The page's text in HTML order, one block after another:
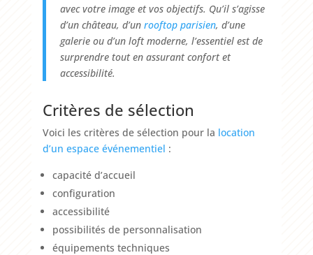
avec votre image et vos objectifs. Qu’il s’agisse
d’un château, d’un rooftop parisien, d’une
galerie ou d’un loft moderne, l’essentiel est de
surprendre tout en assurant confort et
accessibilité.
Critères de sélection
Voici les critères de sélection pour la location
d’un espace événementiel :
capacité d’accueil
configuration
accessibilité
possibilités de personnalisation
équipements techniques